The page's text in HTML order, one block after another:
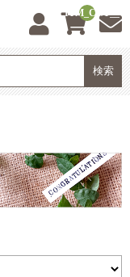
__ITM_CNT__